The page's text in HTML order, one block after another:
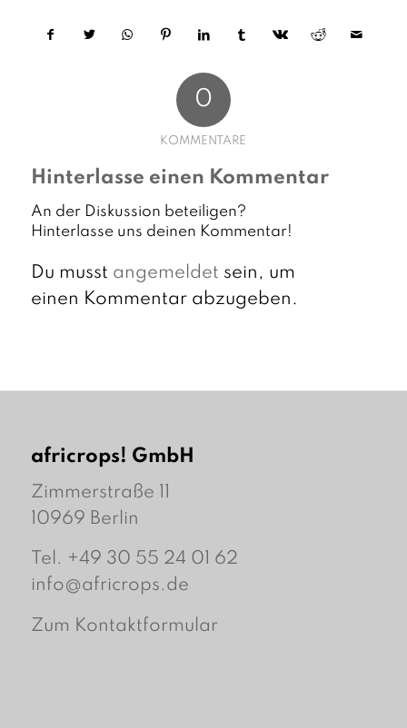
0
KOMMENTARE
Hinterlasse einen Kommentar
An der Diskussion beteiligen?
Hinterlasse uns deinen Kommentar!
Du musst angemeldet sein, um
einen Kommentar abzugeben.
africrops! GmbH
Zimmerstraße 11
10969 Berlin
Tel. +49 30 55 24 01 62
info@africrops.de
Zum Kontaktformular